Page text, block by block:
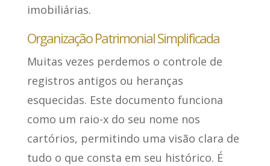
imobiliárias.
Organização Patrimonial Simplificada
Muitas vezes perdemos o controle de
registros antigos ou heranças
esquecidas. Este documento funciona
como um raio-x do seu nome nos
cartórios, permitindo uma visão clara de
tudo o que consta em seu histórico. É